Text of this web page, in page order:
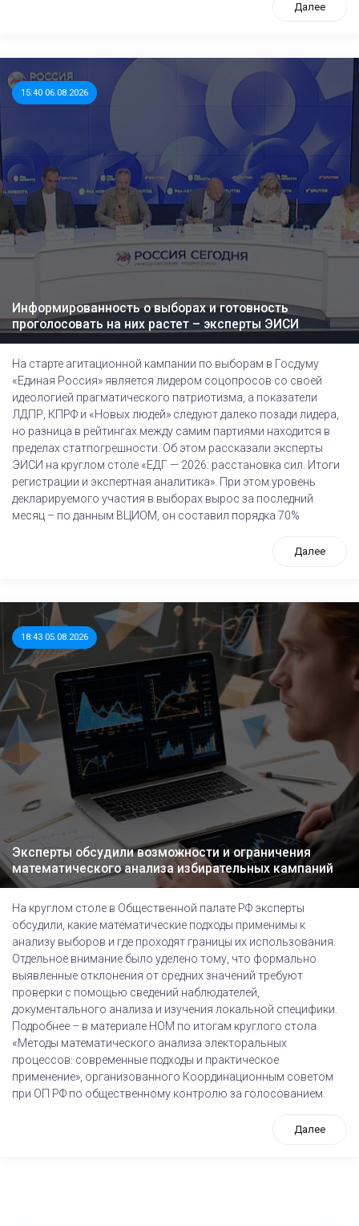
Далее
15:40 06.08.2026
Информированность о выборах и готовность
проголосовать на них растет – эксперты ЭИСИ
На старте агитационной кампании по выборам в Госдуму
«Единая Россия» является лидером соцопросов со своей
идеологией прагматического патриотизма, а показатели
ЛДПР, КПРФ и «Новых людей» следуют далеко позади лидера,
но разница в рейтингах между самим партиями находится в
пределах статпогрешности. Об этом рассказали эксперты
ЭИСИ на круглом столе «ЕДГ — 2026: расстановка сил. Итоги
регистрации и экспертная аналитика». При этом уровень
декларируемого участия в выборах вырос за последний
месяц – по данным ВЦИОМ, он составил порядка 70%
Далее
18:43 05.08.2026
Эксперты обсудили возможности и ограничения
математического анализа избирательных кампаний
На круглом столе в Общественной палате РФ эксперты
обсудили, какие математические подходы применимы к
анализу выборов и где проходят границы их использования.
Отдельное внимание было уделено тому, что формально
выявленные отклонения от средних значений требуют
проверки с помощью сведений наблюдателей,
документального анализа и изучения локальной специфики.
Подробнее – в материале НОМ по итогам круглого стола
«Методы математического анализа электоральных
процессов: современные подходы и практическое
применение», организованного Координационным советом
при ОП РФ по общественному контролю за голосованием.
Далее